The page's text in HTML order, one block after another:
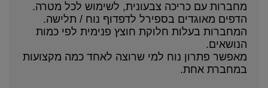
מחברות עם כריכה צבעונית, לשימוש לכל מטרה.
הדפים מאוגדים בספירל לדפדוף נוח / תלישה.
המחברות בעלות חלוקת חוצץ פנימית לפי כמות
הנושאים.
מאפשר פתרון נוח למי שרוצה לאחד כמה מקצועות
במחברת אחת.